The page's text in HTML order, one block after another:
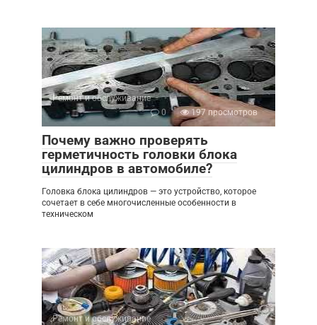
Ремонт и обслуживание
0
197 просмотров
Почему важно проверять
герметичность головки блока
цилиндров в автомобиле?
Головка блока цилиндров — это устройство, которое
сочетает в себе многочисленные особенности в
техническом
Ремонт и обслуживание